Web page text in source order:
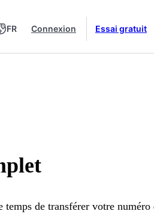
FR Connexion Essai gratuit
de transférer votre